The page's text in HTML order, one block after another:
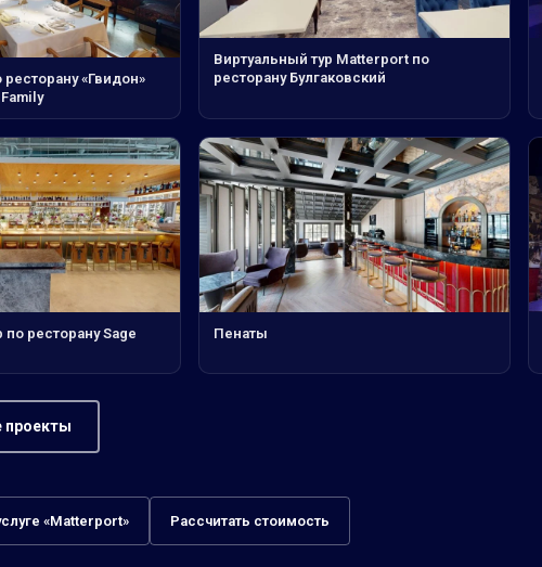
«Гвидон»
Виртуальный тур Matterport по
ресторану Булгаковский
по ресторану Sage Пенаты
проекты
«Matterport» Рассчитать стоимость